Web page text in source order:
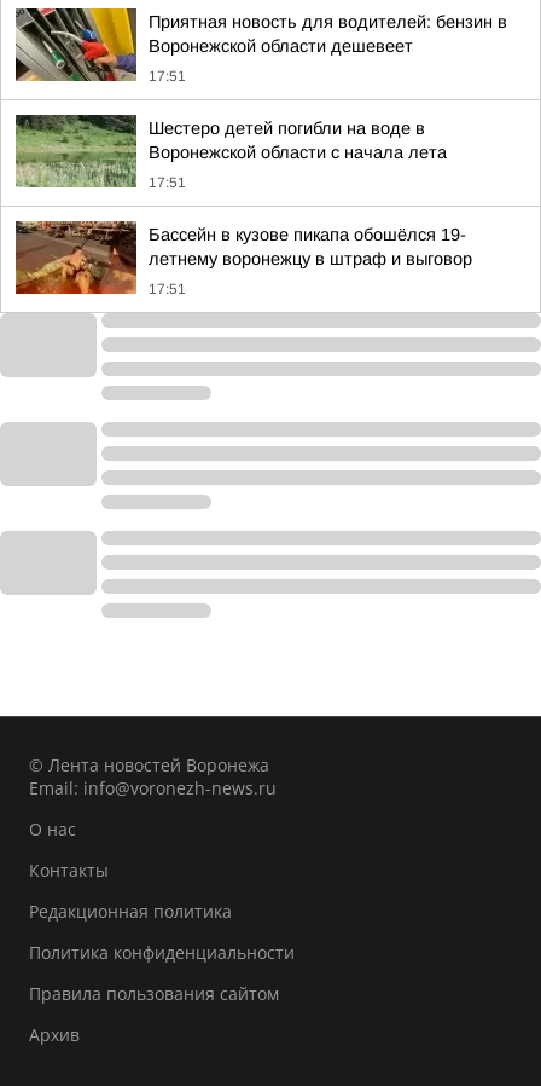
Приятная новость для водителей: бензин в
Воронежской области дешевеет
17:51
Шестеро детей погибли на воде в
Воронежской области с начала лета
17:51
Бассейн в кузове пикапа обошёлся 19-
летнему воронежцу в штраф и выговор
17:51
© Лента новостей Воронежа
Email: info@voronezh-news.ru
О нас
Контакты
Редакционная политика
Политика конфиденциальности
Правила пользования сайтом
Архив